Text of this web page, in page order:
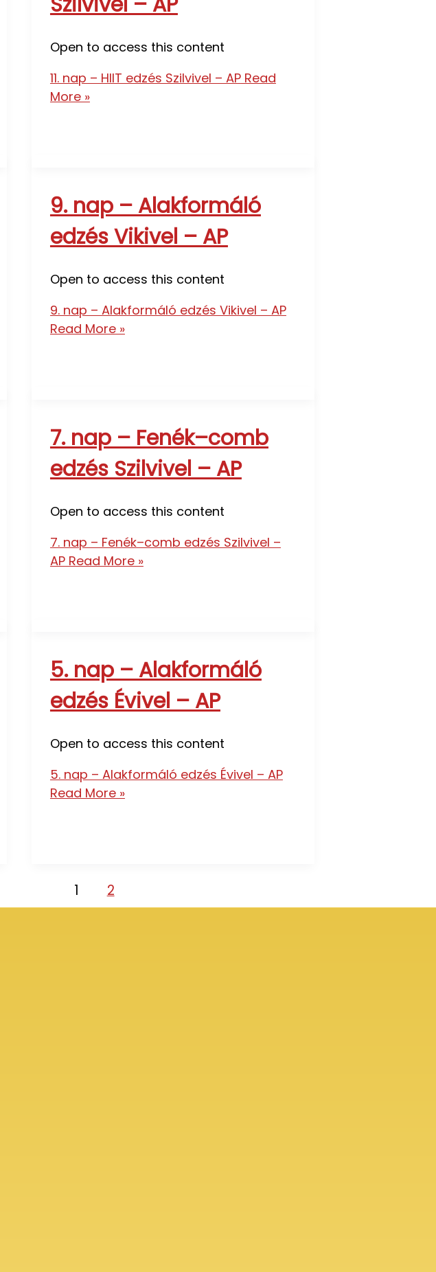
Open to access this content
11. nap – HIIT edzés Szilvivel – APRead
More »
9. nap – Alakformáló
edzés Vikivel – AP
Open to access this content
9. nap – Alakformáló edzés Vikivel – AP
Read More »
7. nap – Fenék–comb
edzés Szilvivel – AP
Open to access this content
7. nap – Fenék–comb edzés Szilvivel –
APRead More »
5. nap – Alakformáló
edzés Évivel – AP
Open to access this content
5. nap – Alakformáló edzés Évivel – AP
Read More »
1 2